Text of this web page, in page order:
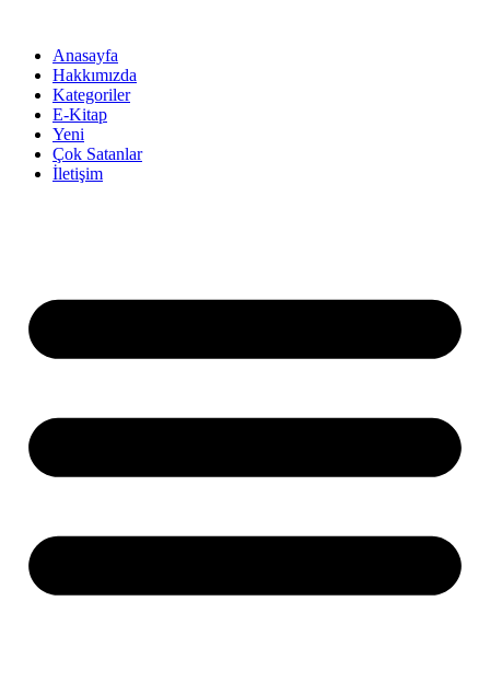
Anasayfa
Hakkımızda
Kategoriler
E-Kitap
Yeni
Çok Satanlar
İletişim